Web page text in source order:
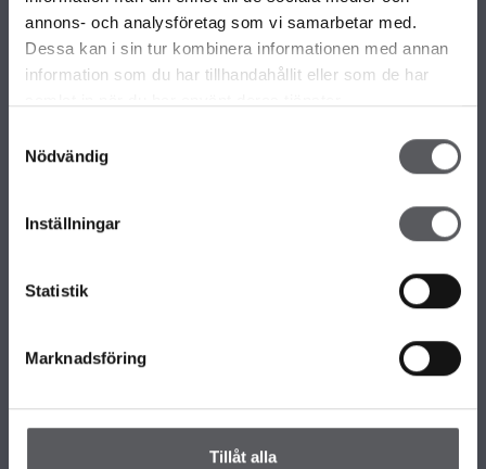
annons- och analysföretag som vi samarbetar med.
Dessa kan i sin tur kombinera informationen med annan
information som du har tillhandahållit eller som de har
Nödvändig
Inställningar
Statistik
Marknadsföring
Tillåt alla
VÅRE ULIKE HUSMODELLER
Alle våre husmodeller
Unike hus
Om Fiskarhedenvillan
Presse
KONTAKT FISKARHEDENVILLAN
Hovedkontor
Slik håndterer vi personopplysningene dine